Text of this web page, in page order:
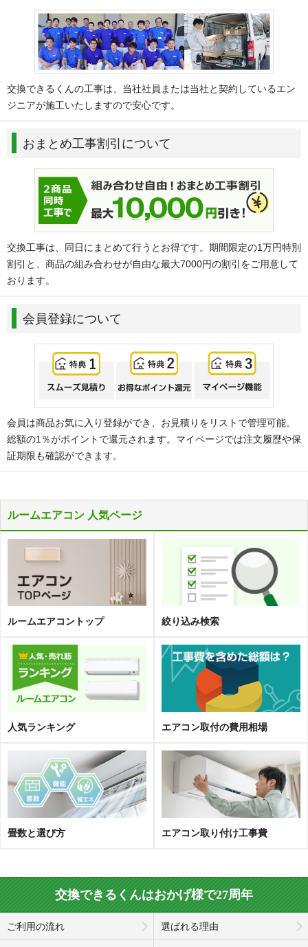
交換できるくんの工事は、当社社員または当社と契約しているエン
ジニアが施工いたしますので安心です。
おまとめ工事割引について
交換工事は、同日にまとめて行うとお得です。期間限定の1万円特別
割引と、商品の組み合わせが自由な最大7000円の割引をご用意して
おります。
会員登録について
会員は商品お気に入り登録ができ、お見積りをリストで管理可能。
総額の1％がポイントで還元されます。マイページでは注文履歴や保
証期限も確認ができます。
ルームエアコン 人気ページ
ルームエアコントップ 絞り込み検索
人気ランキング エアコン取付の費用相場
畳数と選び方 エアコン取り付け工事費
交換できるくんはおかげ様で27周年
ご利用の流れ 選ばれる理由